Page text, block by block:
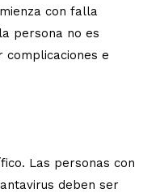
con falla
persona no es
e
Las personas con
deben ser